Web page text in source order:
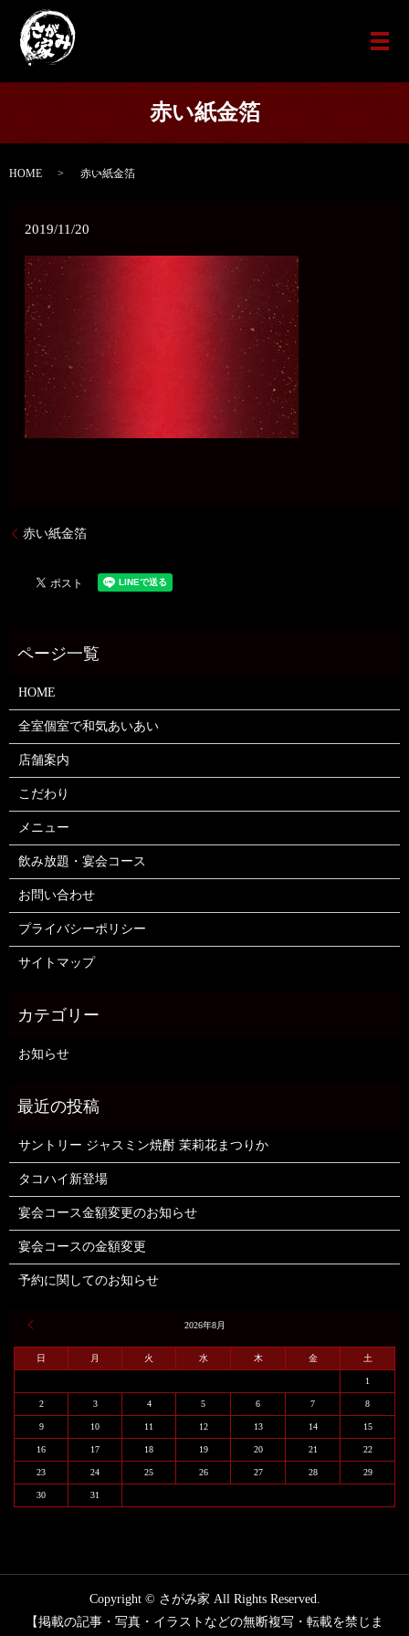
メ
赤い紙金箔
HOME 赤い紙金箔
2019/11/20
赤い紙金箔
HOME
全室個室で和気あいあい
店舗案内
こだわり
メニュー
飲み放題・宴会コース
お問い合わせ
プライバシーポリシー
サイトマップ
お知らせ
サントリー ジャスミン焼酎 茉莉花まつりか
タコハイ新登場
宴会コース金額変更のお知らせ
宴会コースの金額変更
予約に関してのお知らせ
2026年8月
日 月 火 水 木 金 土
1
2 3 4 5 6 7 8
9 10 11 12 13 14 15
16 17 18 19 20 21 22
23 24 25 26 27 28 29
30 31
Copyright © さがみ家 All Rights Reserved.
【掲載の記事・写真・イラストなどの無断複写・転載を禁じま